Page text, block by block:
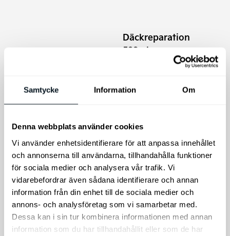
Samtycke Information Om
Denna webbplats använder cookies
Vi använder enhetsidentifierare för att anpassa innehållet
och annonserna till användarna, tillhandahålla funktioner
för sociala medier och analysera vår trafik. Vi
vidarebefordrar även sådana identifierare och annan
information från din enhet till de sociala medier och
annons- och analysföretag som vi samarbetar med.
Dessa kan i sin tur kombinera informationen med annan
information som du har tillhandahållit eller som de har
Riskera inte dålig sikt, köp
original Kia torkarblad för
bakrutan! Exakt passform
Lägg till i varukorg
Däckreparation
500ml
Däckreparation 500ml
Lägg till i varukorg